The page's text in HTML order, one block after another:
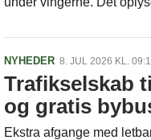
NYHEDER 8. JUL 2026 KL.
Trafikselskab
og gratis
Ekstra afgange med